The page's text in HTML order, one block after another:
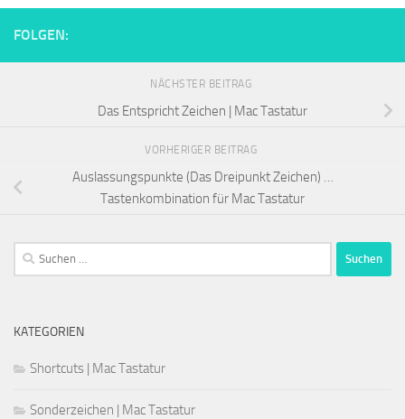
FOLGEN:
NÄCHSTER BEITRAG
Das Entspricht Zeichen | Mac Tastatur
VORHERIGER BEITRAG
Auslassungspunkte (Das Dreipunkt Zeichen) …
Tastenkombination für Mac Tastatur
Suchen
nach:
KATEGORIEN
Shortcuts | Mac Tastatur
Sonderzeichen | Mac Tastatur